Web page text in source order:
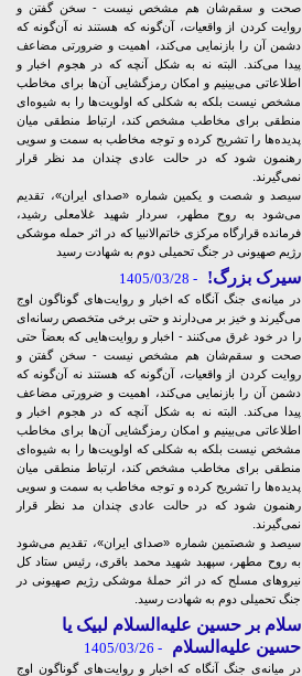
صحت و سقم‌شان هم مشخص نیست - سخن گفتن و
روایت کردن از واقعیات، آن‌گونه که هستند نه آن‌گونه که
دشمن آن را بازنمایی می‌کند، اهمیت و ضرورتی مضاعف
پیدا می‌کند. البته نه به شکل آنچه که در هجوم اخبار و
اطلاعاتی می‌بینیم و امکان رمزگشایی‌ آن‌ها برای مخاطب
مشخص نیست بلکه به شکلی که اولویت‌ها را به شیوه‌ای
منطقی برای مخاطب مشخص کند، ارتباط منطقی میان
پدیده‌ها را تشریح کرده و توجه مخاطب به سمت و سویی
رهنمون شود که در حالت عادی چندان مد نظر قرار
نمی‌گیرند.
سیصد و شصت و یکمین شماره «صدای ایران»، تقدیم
می‌شود به روح مطهر، سردار شهید غلامعلی رشید،
فرمانده قرارگاه مرکزی خاتم‌الانبیا که در اثر حمله موشکی
رژیم صهیونی در جنگ تحمیلی دوم به شهادت رسید
سیرک بزرگ! - 1405/03/28
در میانه‌ی جنگ آنگاه که اخبار و روایت‌های گوناگون اوج
می‌گیرند و خیز بر می‌دارند و حتی برخی متخصص رسانه‌ای
را در خود غرق می‌کنند - اخبار و روایت‌هایی که بعضاً حتی
صحت و سقم‌شان هم مشخص نیست - سخن گفتن و
روایت کردن از واقعیات، آن‌گونه که هستند نه آن‌گونه که
دشمن آن را بازنمایی می‌کند، اهمیت و ضرورتی مضاعف
پیدا می‌کند. البته نه به شکل آنچه که در هجوم اخبار و
اطلاعاتی می‌بینیم و امکان رمزگشایی‌ آن‌ها برای مخاطب
مشخص نیست بلکه به شکلی که اولویت‌ها را به شیوه‌ای
منطقی برای مخاطب مشخص کند، ارتباط منطقی میان
پدیده‌ها را تشریح کرده و توجه مخاطب به سمت و سویی
رهنمون شود که در حالت عادی چندان مد نظر قرار
نمی‌گیرند.
سیصد و شصتمین شماره «صدای ایران»، تقدیم می‌شود
به روح مطهر، سپهبد شهید محمد باقری، رئیس ستاد کل
نیروهای مسلح که در اثر حملۀ موشکی رژیم صهیونی در
جنگ تحمیلی دوم به شهادت رسید.
سلام بر حسین علیه‌السلام لبیک یا
حسین علیه‌السلام
- 1405/03/26
در میانه‌ی جنگ آنگاه که اخبار و روایت‌های گوناگون اوج